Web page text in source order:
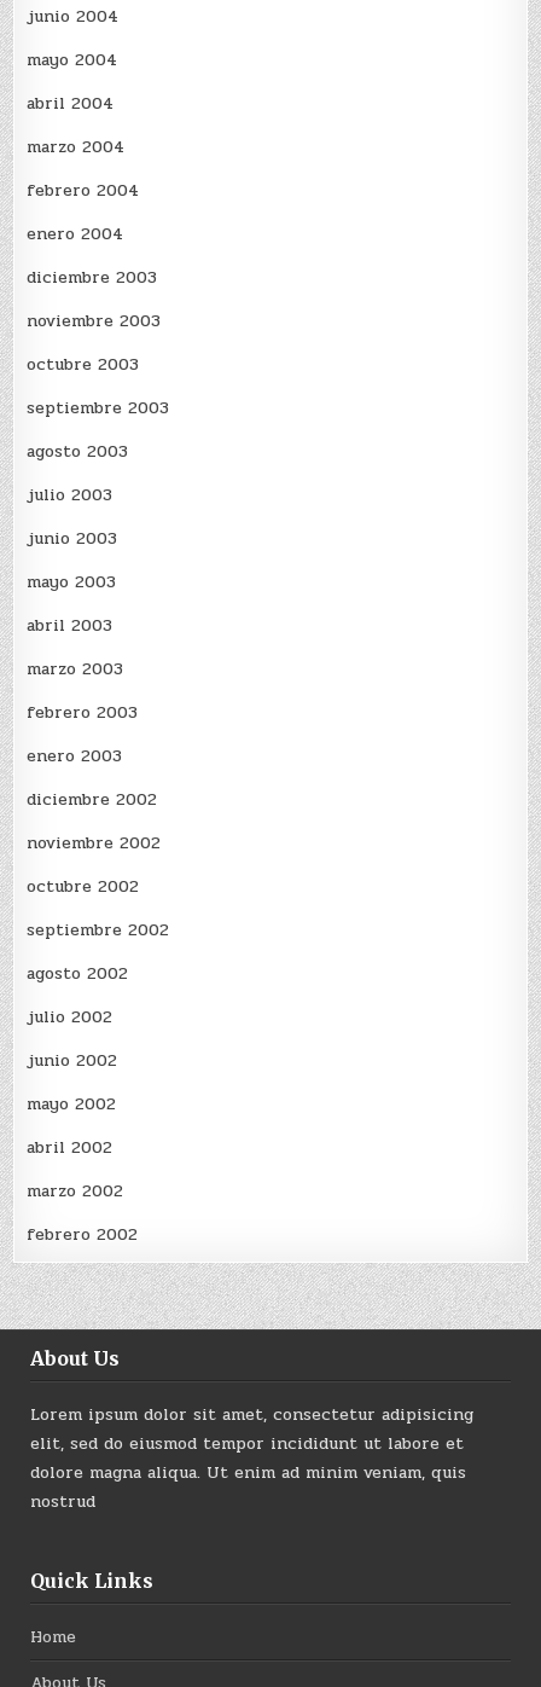
junio 2004
mayo 2004
abril 2004
marzo 2004
febrero 2004
enero 2004
diciembre 2003
noviembre 2003
octubre 2003
septiembre 2003
agosto 2003
julio 2003
junio 2003
mayo 2003
abril 2003
marzo 2003
febrero 2003
enero 2003
diciembre 2002
noviembre 2002
octubre 2002
septiembre 2002
agosto 2002
julio 2002
junio 2002
mayo 2002
abril 2002
marzo 2002
febrero 2002
About Us
Lorem ipsum dolor sit amet, consectetur adipisicing
elit, sed do eiusmod tempor incididunt ut labore et
dolore magna aliqua. Ut enim ad minim veniam, quis
nostrud
Quick Links
Home